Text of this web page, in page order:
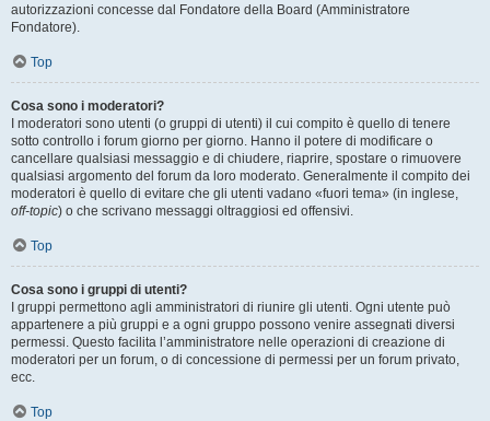
autorizzazioni concesse dal Fondatore della Board (Amministratore
Fondatore).
Top
Cosa sono i moderatori?
I moderatori sono utenti (o gruppi di utenti) il cui compito è quello di tenere
sotto controllo i forum giorno per giorno. Hanno il potere di modificare o
cancellare qualsiasi messaggio e di chiudere, riaprire, spostare o rimuovere
qualsiasi argomento del forum da loro moderato. Generalmente il compito dei
moderatori è quello di evitare che gli utenti vadano «fuori tema» (in inglese,
off-topic) o che scrivano messaggi oltraggiosi ed offensivi.
Top
Cosa sono i gruppi di utenti?
I gruppi permettono agli amministratori di riunire gli utenti. Ogni utente può
appartenere a più gruppi e a ogni gruppo possono venire assegnati diversi
permessi. Questo facilita l’amministratore nelle operazioni di creazione di
moderatori per un forum, o di concessione di permessi per un forum privato,
ecc.
Top